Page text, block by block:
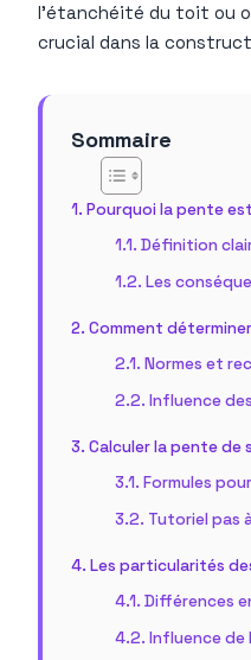
l’étanchéité du toit ou
crucial dans la
Sommaire
Pourquoi la pente
Définition
Les
Comment
Normes et
Influence
Calculer la pente
Formules
Tutoriel pas
Les particularités
Différences
Influence de